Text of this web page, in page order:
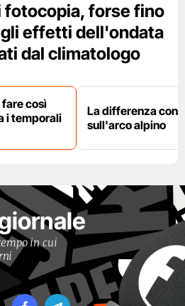
fotocopia, forse fino
effetti dell'ondata
dal climatologo
così
i temporali
La differenza con
sull'arco alpino
in cui